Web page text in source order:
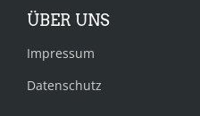
ÜBER UNS
Impressum
Datenschutz